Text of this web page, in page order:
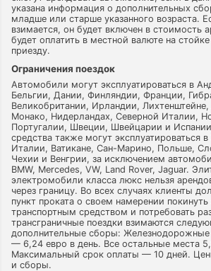
указана информация о дополнительных
младше или старше указанного возраста.
взимается, он будет включен в стоимость
будет оплатить в местной валюте на
приезду.
Ограничения поездок
Автомобили могут эксплуатироваться в
Бельгии, Дании, Финляндии, Франции,
Великобритании, Ирландии,
Монако, Нидерландах, Северной Италии,
Португалии, Швеции, Швейцарии и
средства также могут эксплуатироваться
Италии, Ватикане, Сан-Марино, Польше,
Чехии и Венгрии, за исключением
BMW, Mercedes, VW, Land Rover, Jaguar.
электромобили класса люкс нельзя
через границу. Во всех случаях клиенты
пункт проката о своем намерении
транспортным средством и потребовать
трансграничные поездки взимаются
дополнительные сборы: Железнодорожные
— 6,24 евро в день. Все остальные места
Максимальный срок оплаты — 10 дней.
и сборы.